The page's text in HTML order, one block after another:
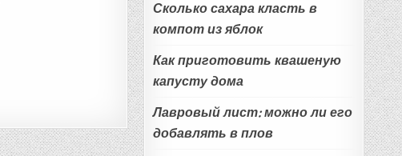
Сколько сахара класть в
компот из яблок
Как приготовить квашеную
капусту дома
Лавровый лист: можно ли его
добавлять в плов